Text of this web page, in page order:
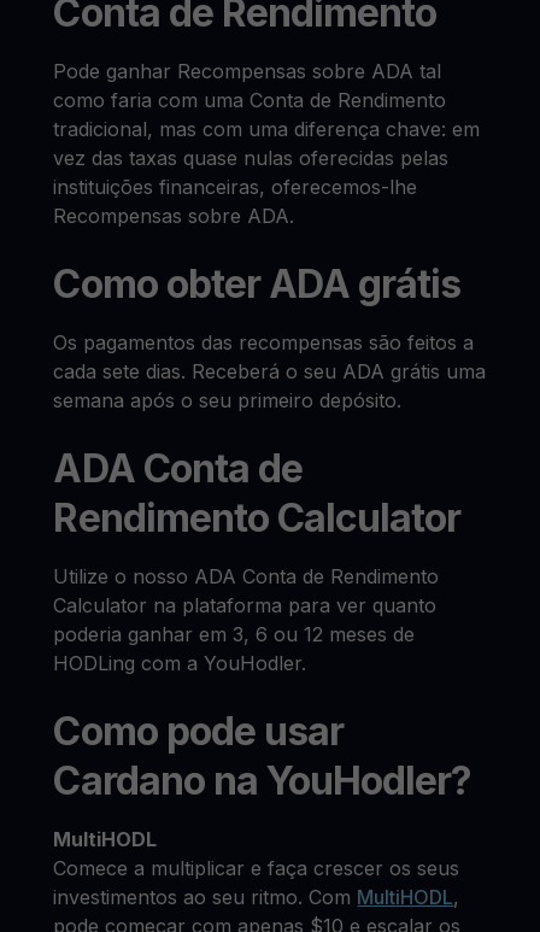
Conta de Rendimento
Pode ganhar Recompensas sobre ADA tal
como faria com uma Conta de Rendimento
tradicional, mas com uma diferença chave: em
vez das taxas quase nulas oferecidas pelas
instituições financeiras, oferecemos-lhe
Recompensas sobre ADA.
Como obter ADA grátis
Os pagamentos das recompensas são feitos a
cada sete dias. Receberá o seu ADA grátis uma
semana após o seu primeiro depósito.
ADA Conta de
Rendimento Calculator
Utilize o nosso ADA Conta de Rendimento
Calculator na plataforma para ver quanto
poderia ganhar em 3, 6 ou 12 meses de
HODLing com a YouHodler.
Como pode usar
Cardano na YouHodler?
MultiHODL
Comece a multiplicar e faça crescer os seus
investimentos ao seu ritmo. Com MultiHODL,
pode começar com apenas $10 e escalar os